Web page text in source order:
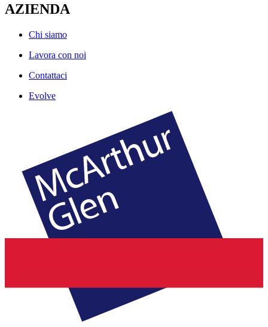
AZIENDA
Chi siamo
Lavora con noi
Contattaci
Evolve